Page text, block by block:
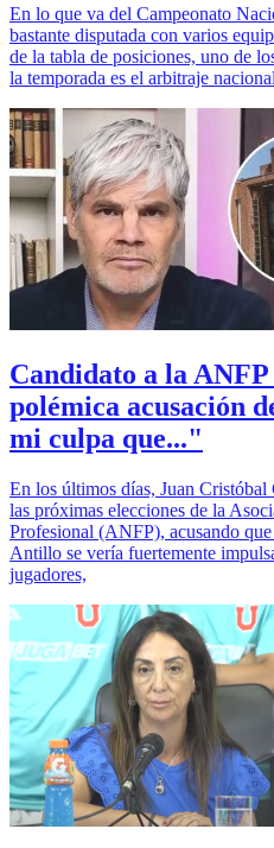
En lo que va del Campeonato
bastante disputada con varios
de la tabla de posiciones, uno de
la temporada es el arbitraje
Candidato a la ANFP
polémica acusación
mi culpa que..."
En los últimos días, Juan
las próximas elecciones de la
Profesional (ANFP), acusando
Antillo se vería fuertemente
jugadores,